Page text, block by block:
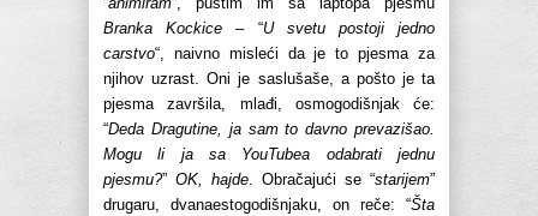
Branka Kockice – “U svetu postoji jedno
carstvo“, naivno misleći da je to pjesma za
njihov uzrast. Oni je saslušaše, a pošto je ta
pjesma završila, mlađi, osmogodišnjak će:
“Deda Dragutine, ja sam to davno prevazišao.
Mogu li ja sa YouTubea odabrati jednu
pjesmu?” OK, hajde. Obračajući se “starijem”
drugaru, dvanaestogodišnjaku, on reče: “Šta